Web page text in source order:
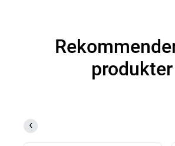
produkter